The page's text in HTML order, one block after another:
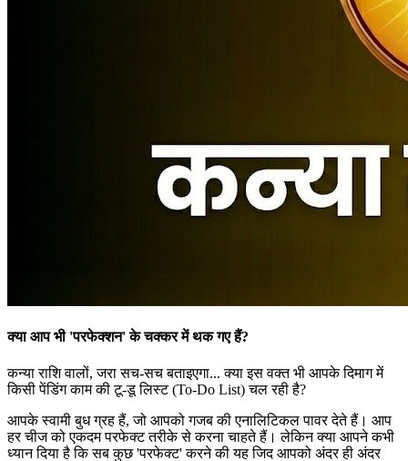
क्या आप भी 'परफेक्शन' के चक्कर में थक गए हैं?
कन्या राशि वालों, जरा सच-सच बताइएगा... क्या इस वक्त भी आपके दिमाग में
किसी पेंडिंग काम की टू-डू लिस्ट (To-Do List) चल रही है?
आपके स्वामी बुध ग्रह हैं, जो आपको गजब की एनालिटिकल पावर देते हैं। आप
हर चीज को एकदम परफेक्ट तरीके से करना चाहते हैं। लेकिन क्या आपने कभी
ध्यान दिया है कि सब कुछ 'परफेक्ट' करने की यह जिद आपको अंदर ही अंदर